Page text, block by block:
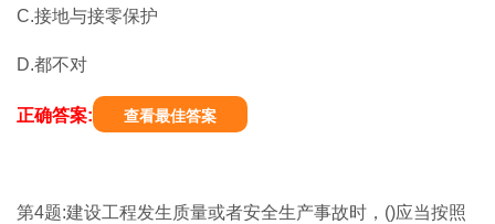
C.接地与接零保护
D.都不对
正确答案: 查看最佳答案
第4题:建设工程发生质量或者安全生产事故时，()应当按照